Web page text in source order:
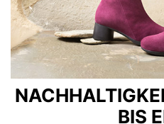
BIS